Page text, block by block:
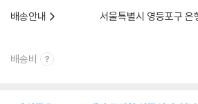
배송안내
서울특별시 영등포구 은
배송비